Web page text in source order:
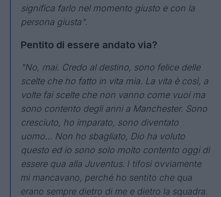
significa farlo nel momento giusto e con la
persona giusta".
Pentito di essere andato via?
"No, mai. Credo al destino, sono felice delle
scelte che ho fatto in vita mia. La vita è così, a
volte fai scelte che non vanno come vuoi ma
sono contento degli anni a Manchester. Sono
cresciuto, ho imparato, sono diventato
uomo... Non ho sbagliato, Dio ha voluto
questo ed io sono solo molto contento oggi di
essere qua alla Juventus. I tifosi ovviamente
mi mancavano, perché ho sentito che qua
erano sempre dietro di me e dietro la squadra.